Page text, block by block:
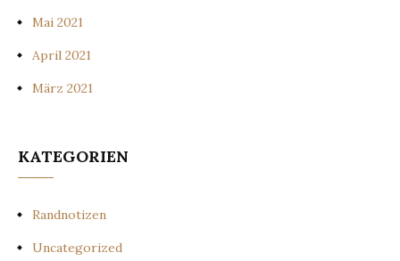
Mai 2021
April 2021
März 2021
KATEGORIEN
Randnotizen
Uncategorized